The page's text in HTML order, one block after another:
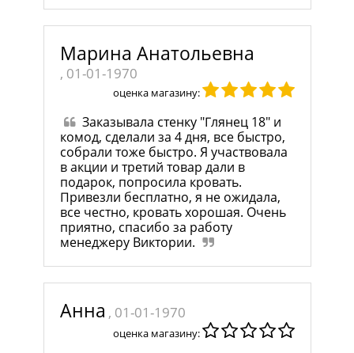
Марина Анатольевна
, 01-01-1970
оценка магазину:
Заказывала стенку "Глянец 18" и
комод, сделали за 4 дня, все быстро,
собрали тоже быстро. Я участвовала
в акции и третий товар дали в
подарок, попросила кровать.
Привезли бесплатно, я не ожидала,
все честно, кровать хорошая. Очень
приятно, спасибо за работу
менеджеру Виктории.
Анна , 01-01-1970
оценка магазину: